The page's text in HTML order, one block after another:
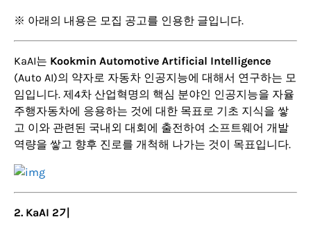
※ 아래의 내용은 모집 공고를 인용한 글입니다.
KaAI는 Kookmin Automotive Artificial Intelligence
(Auto AI)의 약자로 자동차 인공지능에 대해서 연구하는 모
임입니다. 제4차 산업혁명의 핵심 분야인 인공지능을 자율
주행자동차에 응용하는 것에 대한 목표로 기초 지식을 쌓
고 이와 관련된 국내외 대회에 출전하여 소프트웨어 개발
역량을 쌓고 향후 진로를 개척해 나가는 것이 목표입니다.
2. KaAI 2기